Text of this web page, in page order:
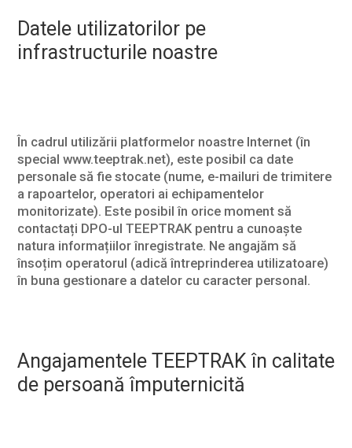
Datele utilizatorilor pe
infrastructurile noastre
În cadrul utilizării platformelor noastre Internet (în
special www.teeptrak.net), este posibil ca date
personale să fie stocate (nume, e-mailuri de trimitere
a rapoartelor, operatori ai echipamentelor
monitorizate). Este posibil în orice moment să
contactați DPO-ul TEEPTRAK pentru a cunoaște
natura informațiilor înregistrate. Ne angajăm să
însoțim operatorul (adică întreprinderea utilizatoare)
în buna gestionare a datelor cu caracter personal.
Angajamentele TEEPTRAK în calitate
de persoană împuternicită